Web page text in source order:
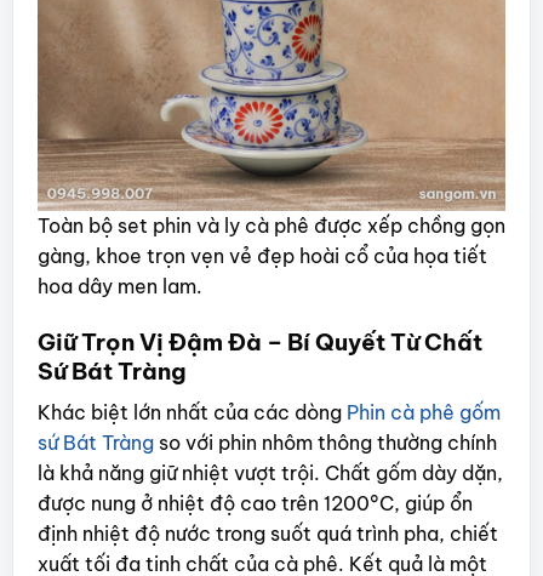
Toàn bộ set phin và ly cà phê được xếp chồng gọn
gàng, khoe trọn vẹn vẻ đẹp hoài cổ của họa tiết
hoa dây men lam.
Giữ Trọn Vị Đậm Đà – Bí Quyết Từ Chất
Sứ Bát Tràng
Khác biệt lớn nhất của các dòng Phin cà phê gốm
sứ Bát Tràngso với phin nhôm thông thường chính
là khả năng giữ nhiệt vượt trội. Chất gốm dày dặn,
được nung ở nhiệt độ cao trên 1200°C, giúp ổn
định nhiệt độ nước trong suốt quá trình pha, chiết
xuất tối đa tinh chất của cà phê. Kết quả là một